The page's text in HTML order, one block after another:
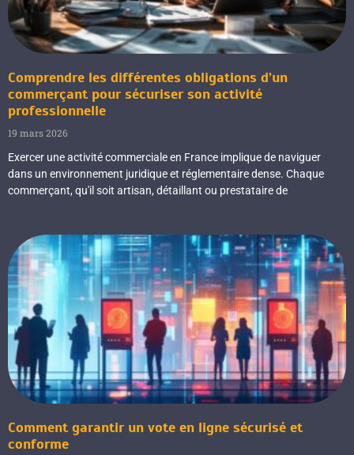
Comprendre les différentes obligations d’un
commerçant pour sécuriser son activité
professionnelle
19 mars 2026
Exercer une activité commerciale en France implique de naviguer
dans un environnement juridique et réglementaire dense. Chaque
commerçant, qu'il soit artisan, détaillant ou prestataire de
Comment garantir un vote en ligne sécurisé et
conforme